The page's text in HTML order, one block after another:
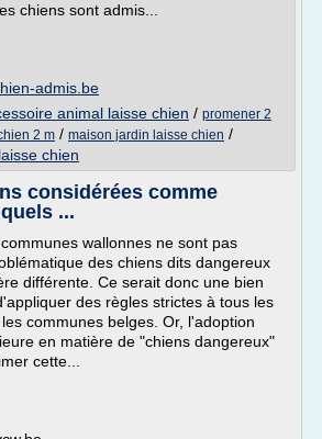
chiens sont admis...
admis.be
animal laisse chien / promener 2
2 m / maison jardin laisse chien /
chien
considérées comme
...
wallonnes ne sont pas
des chiens dits dangereux
différente. Ce serait donc une bien
des règles strictes à tous les
communes belges. Or, l'adoption
en matière de "chiens dangereux"
cette...